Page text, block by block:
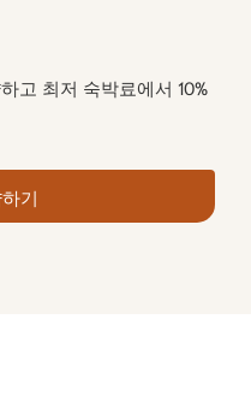
고 최저 숙박료에서 10%
기